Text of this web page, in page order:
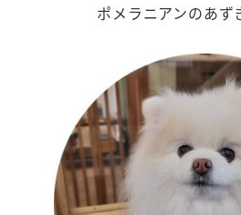
ポメラニアンのあず